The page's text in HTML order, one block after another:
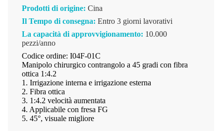
Prodotti di origine: Cina
Il Tempo di consegna: Entro 3 giorni lavorativi
La capacità di approvvigionamento: 10.000
pezzi/anno
Codice ordine: I04F-01C
Manipolo chirurgico contrangolo a 45 gradi con fibra
ottica 1:4.2
1. Irrigazione interna e irrigazione esterna
2. Fibra ottica
3. 1:4.2 velocità aumentata
4. Applicabile con fresa FG
5. 45°, visuale migliore